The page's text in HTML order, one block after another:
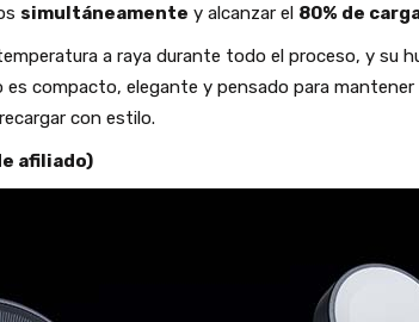
simultáneamente y alcanzar el 80% de
a raya durante todo el proceso, y su
es compacto, elegante y pensado para
con estilo.
afiliado)